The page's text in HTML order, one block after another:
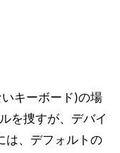
キーボード)の場
を捜すが、デバイ
は、デフォルトの